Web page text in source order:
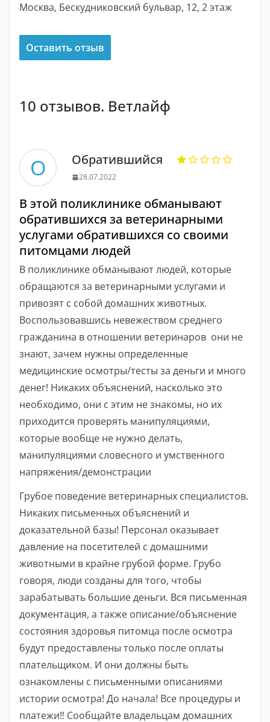
Москва, Бескудниковский бульвар, 12, ​2 этаж
Оставить отзыв
10 отзывов. Ветлайф
О Обратившийся
28.07.2022
В этой поликлинике обманывают
обратившихся за ветеринарными
услугами обратившихся со своими
питомцами людей
В поликлинике обманывают людей, которые
обращаются за ветеринарными услугами и
привозят с собой домашних животных.
Воспользовавшись невежеством среднего
гражданина в отношении ветеринаров ️ они не
знают, зачем нужны определенные
медицинские осмотры/тесты за деньги и много
денег! Никаких объяснений, насколько это
необходимо, они с этим не знакомы, но их
приходится проверять манипуляциями,
которые вообще не нужно делать,
манипуляциями словесного и умственного
напряжения/демонстрации
Грубое поведение ветеринарных специалистов.
Никаких письменных объяснений и
доказательной базы! Персонал оказывает
давление на посетителей с домашними
животными в крайне грубой форме. Грубо
говоря, люди созданы для того, чтобы
зарабатывать большие деньги. Вся письменная
документация, а также описание/объяснение
состояния здоровья питомца после осмотра
будут предоставлены только после оплаты
плательщиком. И они должны быть
ознакомлены с письменными описаниями
истории осмотра! До начала! Все процедуры и ️
платежи‼ ️Сообщайте владельцам домашних